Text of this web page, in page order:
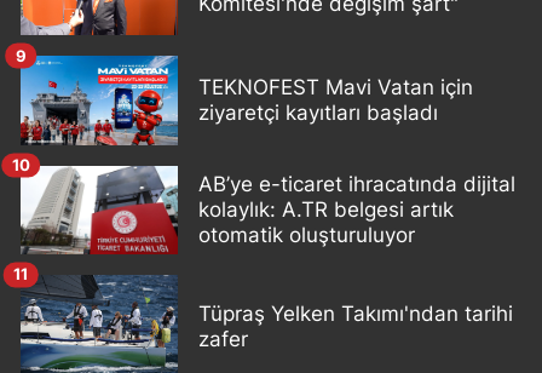
TEKNOFEST Mavi Vatan için
ziyaretçi kayıtları başladı
9
AB’ye e-ticaret ihracatında dijital
kolaylık: A.TR belgesi artık
otomatik oluşturuluyor
10
Tüpraş Yelken Takımı'ndan tarihi
zafer
11